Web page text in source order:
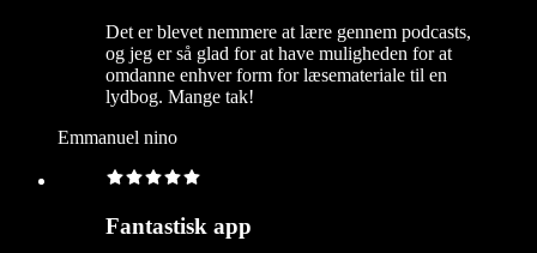
Det er blevet nemmere at lære gennem podcasts,
og jeg er så glad for at have muligheden for at
omdanne enhver form for læsemateriale til en
lydbog. Mange tak!
Emmanuel nino
Fantastisk app